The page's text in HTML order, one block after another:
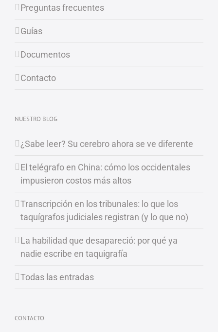
Preguntas frecuentes
Guías
Documentos
Contacto
NUESTRO BLOG
¿Sabe leer? Su cerebro ahora se ve diferente
El telégrafo en China: cómo los occidentales
impusieron costos más altos
Transcripción en los tribunales: lo que los
taquígrafos judiciales registran (y lo que no)
La habilidad que desapareció: por qué ya
nadie escribe en taquigrafía
Todas las entradas
CONTACTO